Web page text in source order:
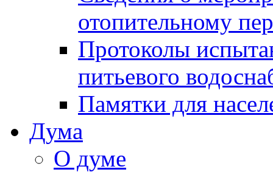
отопительному
Протоколы
питьевого
Памятки для
Дума
О думе